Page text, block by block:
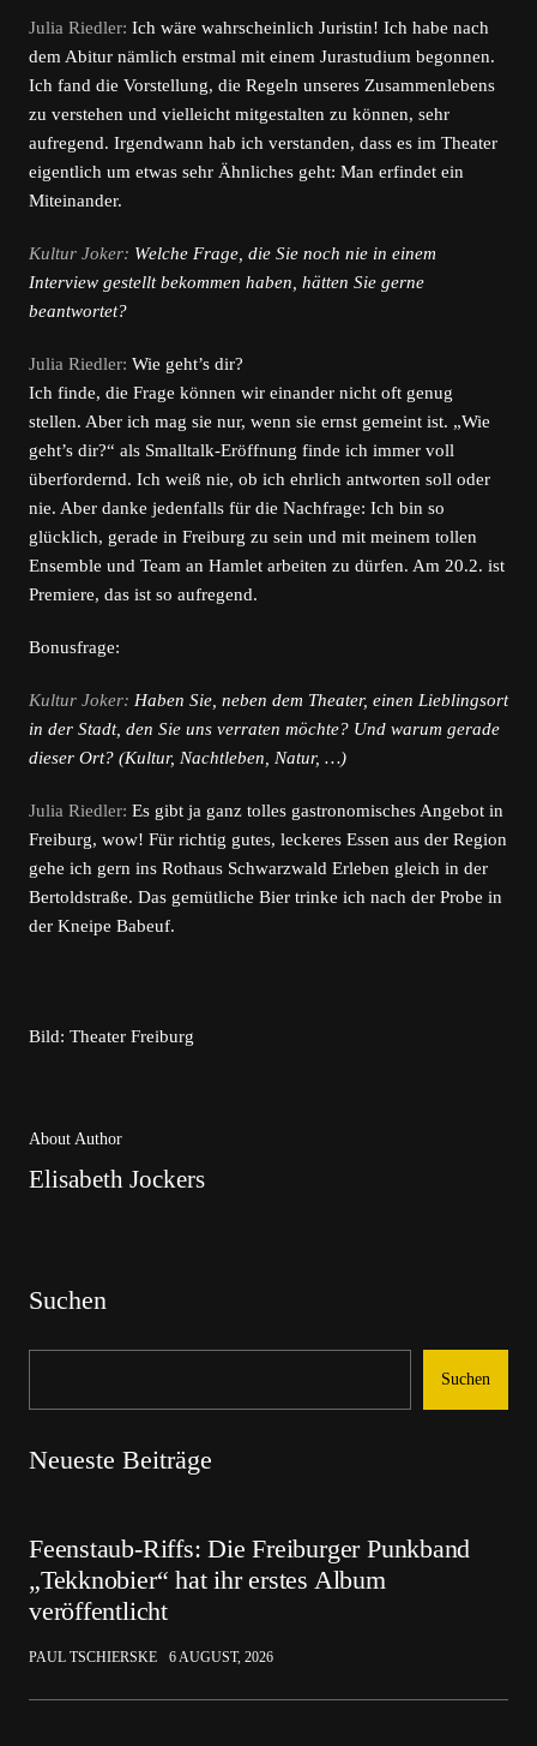
Julia Riedler: Ich wäre wahrscheinlich Juristin! Ich habe nach
dem Abitur nämlich erstmal mit einem Jurastudium begonnen.
Ich fand die Vorstellung, die Regeln unseres Zusammenlebens
zu verstehen und vielleicht mitgestalten zu können, sehr
aufregend. Irgendwann hab ich verstanden, dass es im Theater
eigentlich um etwas sehr Ähnliches geht: Man erfindet ein
Miteinander.
Kultur Joker: Welche Frage, die Sie noch nie in einem
Interview gestellt bekommen haben, hätten Sie gerne
beantwortet?
Julia Riedler: Wie geht’s dir?
Ich finde, die Frage können wir einander nicht oft genug
stellen. Aber ich mag sie nur, wenn sie ernst gemeint ist. „Wie
geht’s dir?“ als Smalltalk-Eröffnung finde ich immer voll
überfordernd. Ich weiß nie, ob ich ehrlich antworten soll oder
nie. Aber danke jedenfalls für die Nachfrage: Ich bin so
glücklich, gerade in Freiburg zu sein und mit meinem tollen
Ensemble und Team an Hamlet arbeiten zu dürfen. Am 20.2. ist
Premiere, das ist so aufregend.
Bonusfrage:
Kultur Joker: Haben Sie, neben dem Theater, einen Lieblingsort
in der Stadt, den Sie uns verraten möchte? Und warum gerade
dieser Ort? (Kultur, Nachtleben, Natur, …)
Julia Riedler: Es gibt ja ganz tolles gastronomisches Angebot in
Freiburg, wow! Für richtig gutes, leckeres Essen aus der Region
gehe ich gern ins Rothaus Schwarzwald Erleben gleich in der
Bertoldstraße. Das gemütliche Bier trinke ich nach der Probe in
der Kneipe Babeuf.
Bild: Theater Freiburg
About Author
Elisabeth Jockers
Suchen
Suchen
Neueste Beiträge
Feenstaub-Riffs: Die Freiburger Punkband
„Tekknobier“ hat ihr erstes Album
veröffentlicht
PAUL TSCHIERSKE 6 AUGUST, 2026